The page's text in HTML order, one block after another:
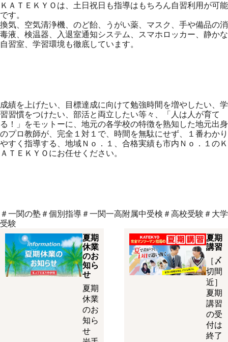
ＫＡＴＥＫＹＯは、土日祝日も指導はもちろん自習利用が可能
です。
換気、空気清浄機、のど飴、うがい薬、マスク、手や備品の消
毒液、検温器、入退室通知システム、スマホロッカー、静かな
自習室、学習環境も徹底しています。
成績を上げたい、目標達成に向けて勉強時間を増やしたい、学
習習慣をつけたい、部活と両立したい等々、「人は人が育て
る！」をモットーに、地元の各学校の特徴を熟知した地元出身
のプロ教師が、完全１対１で、時間を無駄にせず、１番わかり
やすく指導する、地域Ｎｏ．１、合格実績も市内Ｎｏ．１のＫ
ＡＴＥＫＹＯにお任せください。
＃一関の塾＃個別指導＃一関一高附属中受検＃高校受験＃大学
受験
夏期
休業
のお
知ら
せ
夏期
休業
のお
知ら
せ
夏期
講習
［〆
切間
近］
夏期
講習
の受
付は
終了